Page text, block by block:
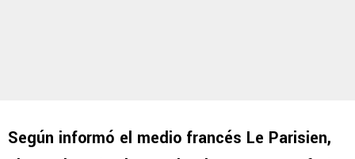
Según informó el medio francés Le Parisien,